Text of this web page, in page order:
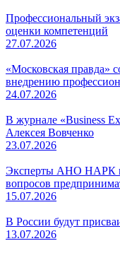
Профессиональный
оценки компетенций
27.07.2026
«Московская правда»
внедрению
24.07.2026
В журнале «Business
Алексея Вовченко
23.07.2026
Эксперты АНО НАРК
вопросов
15.07.2026
В России будут
13.07.2026